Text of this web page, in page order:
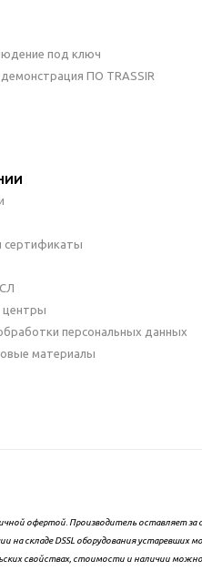
под ключ
ПО TRASSIR
сертификаты
центры
персональных данных
материалы
офертой. Производитель оставляет
на складе DSSL оборудования
свойствах, стоимости и наличии